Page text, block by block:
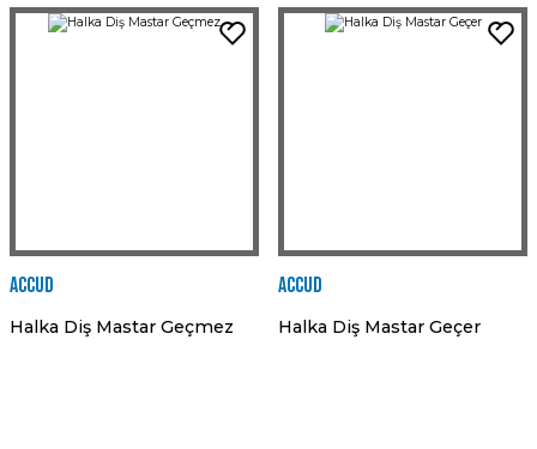
Accud
Halka Diş Mastar Geçmez
Accud
Halka Diş Mastar Geçer